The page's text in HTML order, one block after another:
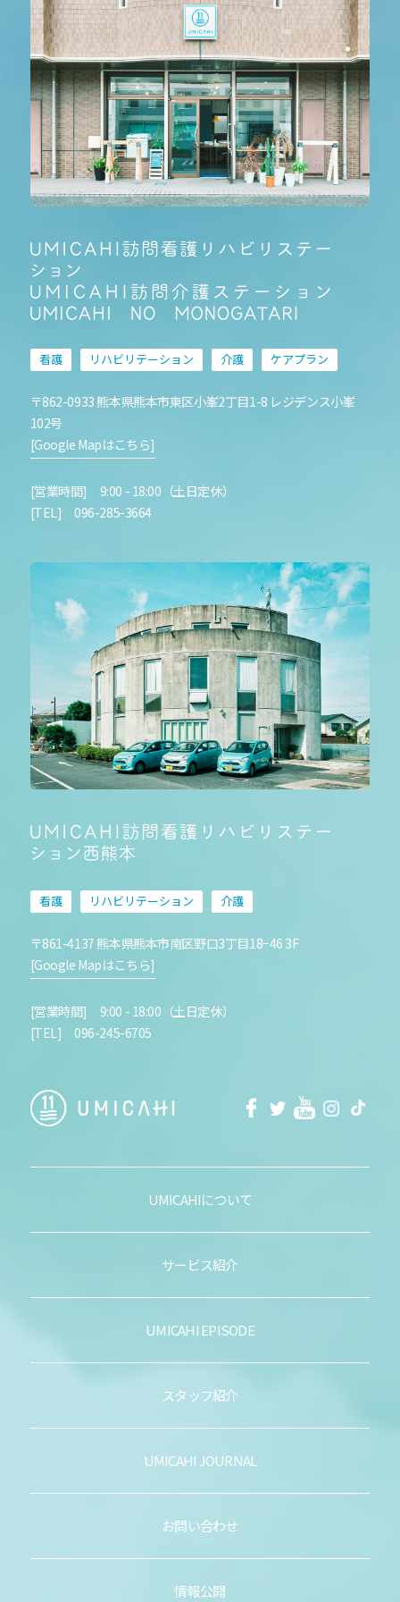
看護 リハビリテーション 介護 ケアプラン
〒862-0933 熊本県熊本市東区小峯2丁目1-8 レジデンス小峯
102号
[Google Mapはこちら]
[営業時間] 9:00 - 18:00（土日定休）
[TEL] 096-285-3664
看護 リハビリテーション 介護
〒861-4137 熊本県熊本市南区野口3丁目18−46 3F
[Google Mapはこちら]
[営業時間] 9:00 - 18:00（土日定休）
[TEL] 096-245-6705
facebookTwitterYoutube
UMICAHIについて
サービス紹介
UMICAHI EPISODE
スタッフ紹介
UMICAHI JOURNAL
お問い合わせ
情報公開